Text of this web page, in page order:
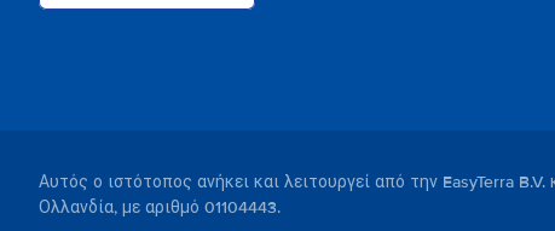
Αυτός ο ιστότοπος ανήκει και λειτουργεί από την EasyTerra
Ολλανδία, με αριθμό 01104443.